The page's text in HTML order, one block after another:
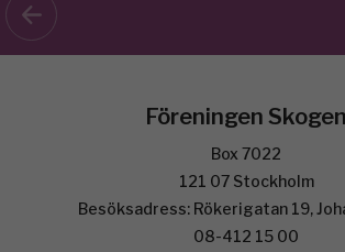
Föreningen Skogen
Box 7022
121 07 Stockholm
Besöksadress: Rökerigatan 19,
08-412 15 00